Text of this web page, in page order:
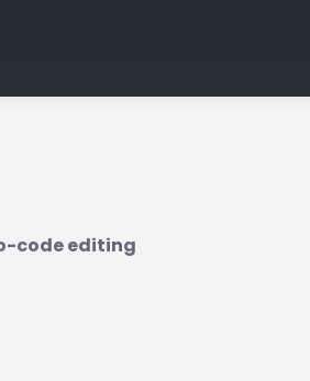
code editing